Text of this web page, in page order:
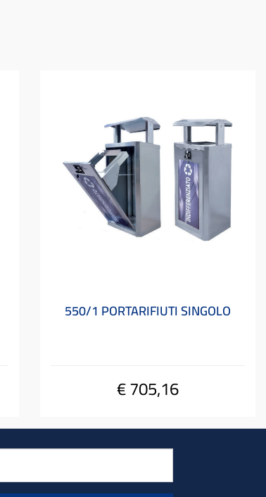
550/1 PORTARIFIUTI SINGOLO
€ 705,16